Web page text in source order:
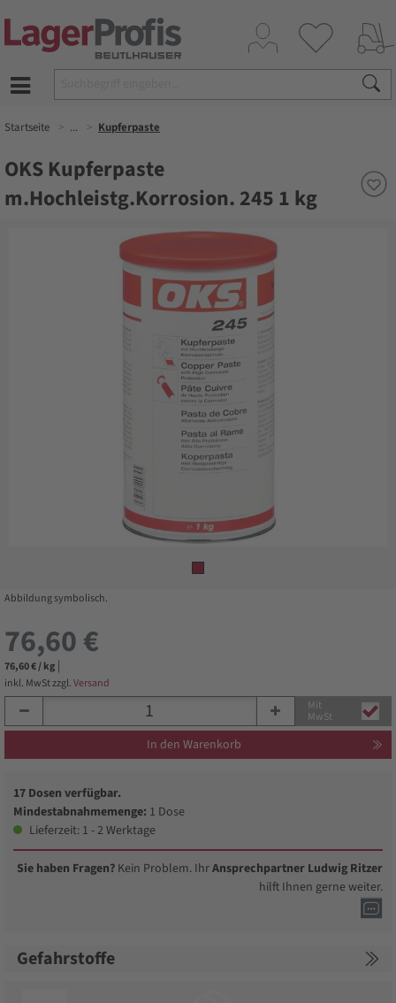
Startseite ... Kupferpaste
OKS Kupferpaste
m.Hochleistg.Korrosion. 245 1 kg
Abbildung symbolisch.
76,60 €
76,60 € / kg |
inkl. MwSt zzgl.Versand
Mit
MwSt
In den Warenkorb
17 Dosen verfügbar.
Mindestabnahmemenge: 1 Dose
Lieferzeit: 1 - 2 Werktage
Sie haben Fragen? Kein Problem. IhrAnsprechpartner Ludwig Ritzer
hilft Ihnen gerne weiter.
Gefahrstoffe